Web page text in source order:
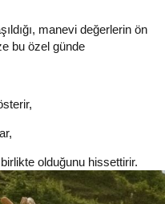
manevi değerlerin ön
bu özel günde
olduğunu hissettirir.